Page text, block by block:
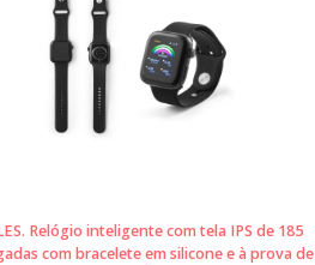
Relógio inteligente com tela IPS de 185
com bracelete em silicone e à prova de